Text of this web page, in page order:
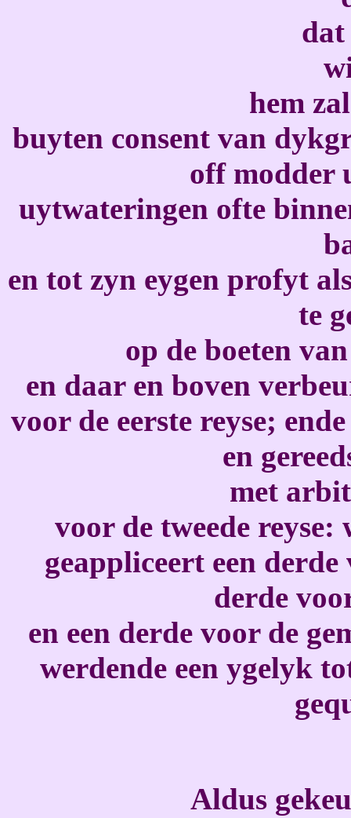
dat
hem
buyten consent van
off modder
uytwateringen ofte
en tot zyn eygen profyt
te
op de boeten
en daar en boven
voor de eerste reyse;
en
met
voor de tweede reyse:
geappliceert een
derde
en een derde voor de
werdende een ygelyk
Aldus